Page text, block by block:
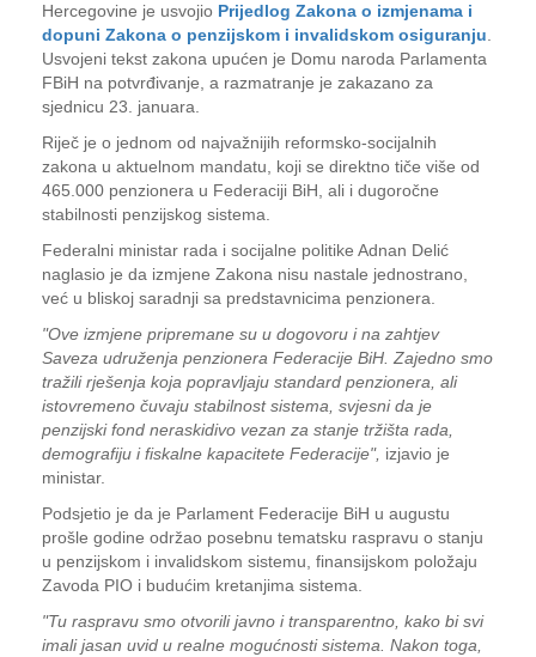
Hercegovine je usvojio Prijedlog Zakona o izmjenama i
dopuni Zakona o penzijskom i invalidskom osiguranju
Usvojeni tekst zakona upućen je Domu naroda Parlamenta
FBiH na potvrđivanje, a razmatranje je zakazano za
sjednicu 23. januara.
Riječ je o jednom od najvažnijih reformsko-socijalnih
zakona u aktuelnom mandatu, koji se direktno tiče više od
465.000 penzionera u Federaciji BiH, ali i dugoročne
stabilnosti penzijskog sistema.
Federalni ministar rada i socijalne politike Adnan Delić
naglasio je da izmjene Zakona nisu nastale jednostrano,
već u bliskoj saradnji sa predstavnicima penzionera.
"Ove izmjene pripremane su u dogovoru i na zahtjev
Saveza udruženja penzionera Federacije BiH. Zajedno smo
tražili rješenja koja popravljaju standard penzionera, ali
istovremeno čuvaju stabilnost sistema, svjesni da je
penzijski fond neraskidivo vezan za stanje tržišta rada,
demografiju i fiskalne kapacitete Federacije", izjavio je
ministar.
Podsjetio je da je Parlament Federacije BiH u augustu
prošle godine održao posebnu tematsku raspravu o stanju
u penzijskom i invalidskom sistemu, finansijskom položaju
Zavoda PIO i budućim kretanjima sistema.
"Tu raspravu smo otvorili javno i transparentno, kako bi svi
imali jasan uvid u realne mogućnosti sistema. Nakon toga,